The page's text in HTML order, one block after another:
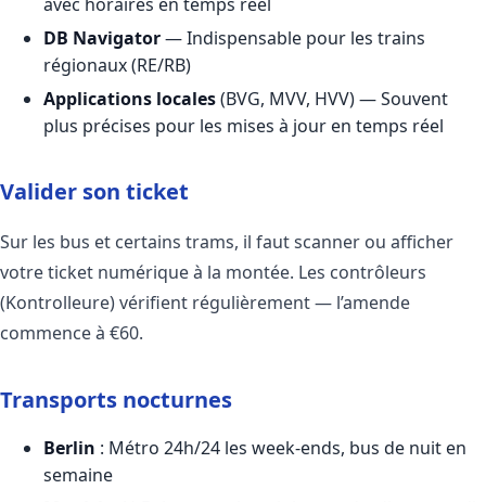
DB Navigator— Indispensable pour les trains
régionaux (RE/RB)
Applications locales(BVG, MVV, HVV) — Souvent
plus précises pour les mises à jour en temps réel
Valider son ticket
Sur les bus et certains trams, il faut scanner ou afficher
votre ticket numérique à la montée. Les contrôleurs
(Kontrolleure) vérifient régulièrement — l’amende
commence à €60.
Transports nocturnes
Berlin : Métro 24h/24 les week-ends, bus de nuit en
semaine